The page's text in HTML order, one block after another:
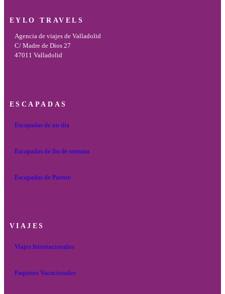
EYLO TRAVELS
Agencia de viajes de Valladolid
C/ Madre de Dios 27
47011 Valladolid
ESCAPADAS
Escapadas de un día
Escapadas de fin de semana
Escapadas de Puente
VIAJES
Viajes Internacionales
Paquetes Vacacionales